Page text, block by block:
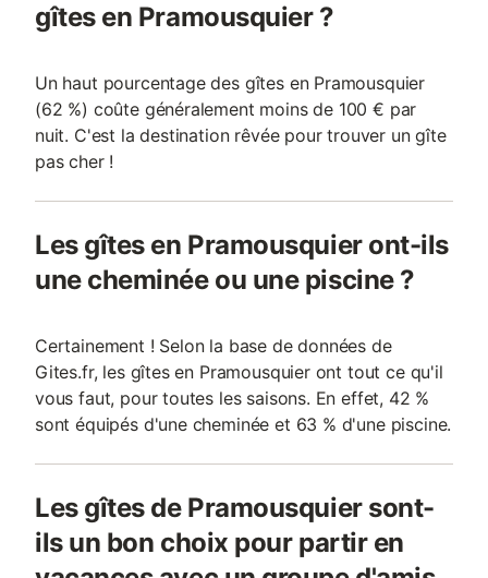
gîtes en Pramousquier ?
Un haut pourcentage des gîtes en Pramousquier
(62 %) coûte généralement moins de 100 € par
nuit. C'est la destination rêvée pour trouver un gîte
pas cher !
Les gîtes en Pramousquier ont-ils
une cheminée ou une piscine ?
Certainement ! Selon la base de données de
Gites.fr, les gîtes en Pramousquier ont tout ce qu'il
vous faut, pour toutes les saisons. En effet, 42 %
sont équipés d'une cheminée et 63 % d'une piscine.
Les gîtes de Pramousquier sont-
ils un bon choix pour partir en